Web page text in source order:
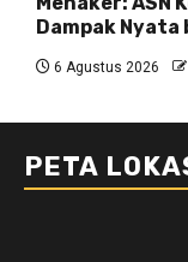
Dampak
6 Agustus 2026
PETA